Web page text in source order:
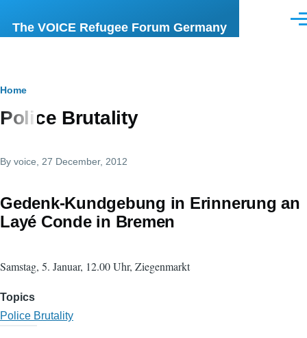
The VOICE Refugee Forum Germany
Breadcrumb
Home
Police Brutality
By voice , 27 December, 2012
Gedenk-Kundgebung in Erinnerung an
Layé Conde in Bremen
Samstag, 5. Januar, 12.00 Uhr, Ziegenmarkt
Topics
Police Brutality